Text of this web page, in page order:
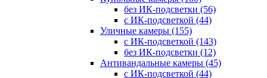
без ИК-подсветки (56)
с ИК-подсветкой (44)
Уличные камеры (155)
с ИК-подсветкой (143)
без ИК-подсветки (12)
Антивандальные камеры (45)
с ИК-подсветкой (44)